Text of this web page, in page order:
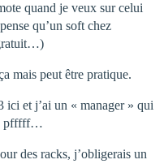
quand je veux sur celui
qu’un soft chez
mais peut être pratique.
ici et j’ai un « manager » qui
pfffff…
des racks, j’obligerais un